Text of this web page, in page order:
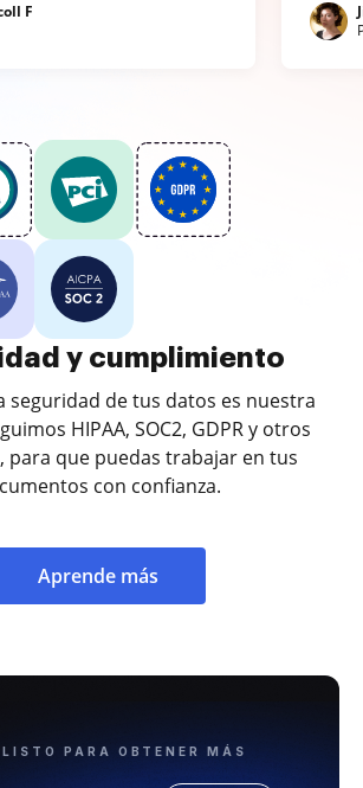
F
y cumplimiento
seguridad de tus datos es nuestra
HIPAA, SOC2, GDPR y otros
para que puedas trabajar en tus
con confianza.
Aprende más
PARA OBTENER MÁS